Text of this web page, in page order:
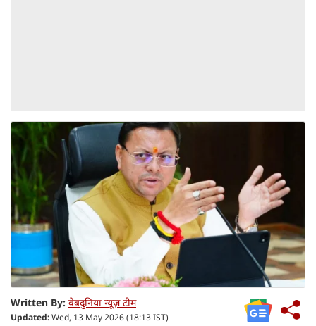
Written By: वेबदुनिया न्यूज़ टीम
Updated:Wed, 13 May 2026 (18:13 IST)